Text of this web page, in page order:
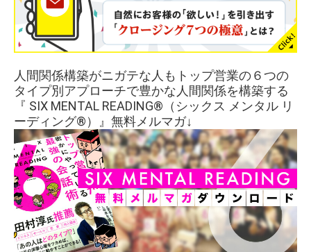
人間関係構築がニガテな人もトップ営業の６つの
タイプ別アプローチで豊かな人間関係を構築する
『 SIX MENTAL READING®︎（シックス メンタル リ
ーディング®︎）』無料メルマガ↓